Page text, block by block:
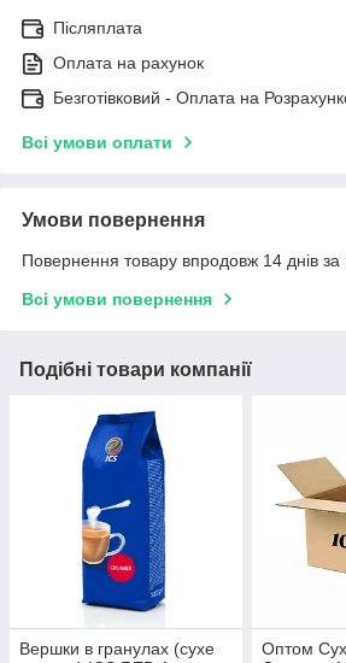
Післяплата
Оплата на рахунок
Безготівковий - Оплата на
Всі умови оплати
Умови повернення
Повернення товару впродовж 14 днів за
Всі умови повернення
Подібні товари компанії
Вершки в гранулах (сухе
Оптом